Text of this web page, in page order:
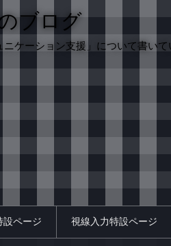
ブログ
ニケーション支援」について書いて
設ページ 視線入力特設ページ